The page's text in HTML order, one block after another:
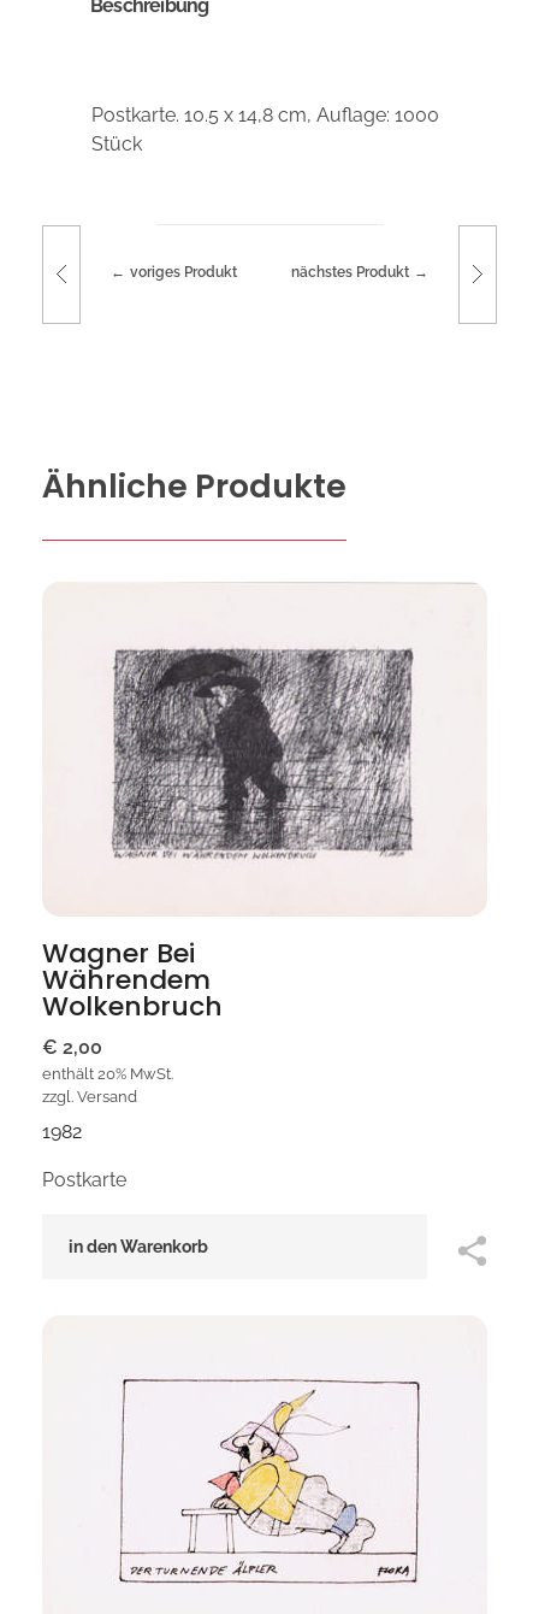
Beschreibung
Postkarte. 10.5 x 14,8 cm, Auflage: 1000
Stück
voriges Produkt nächstes Produkt
Ähnliche Produkte
Wagner Bei
Währendem
Wolkenbruch
€ 2,00
enthält 20% MwSt.
zzgl. Versand
1982
Postkarte
in den Warenkorb